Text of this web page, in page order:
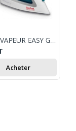
FER À VAPEUR EASY GLISS PLUS TEFAL 2500W
Acheter